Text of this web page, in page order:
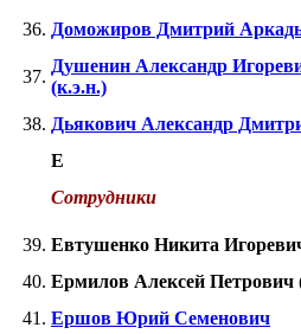
36. Доможиров Дмитрий
37.
Душенин Александр
(к.э.н.)
38. Дьякович Александр
Е
Сотрудники
39. Евтушенко Никита
40. Ермилов Алексей Петрович
41. Ершов Юрий Семенович